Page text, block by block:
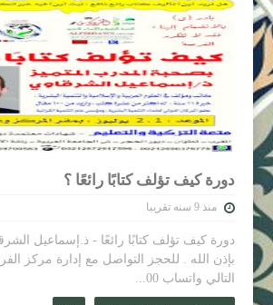
دورة كيف تؤلف كتابًا رائعًا ؟
منذ 9 سنه تقريبا
بإذن الله . للحجز التواصل مع إدارة مركز
التالي واتساب 00...